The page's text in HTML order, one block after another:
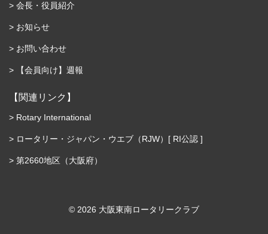
会長・役員紹介
お知らせ
お問い合わせ
【会員向け】週報
【関連リンク】
Rotary International
ロータリー・ジャパン・ウエブ（RJW）[ RI公認 ]
第2660地区（大阪府）
©︎ 2026 大阪東南ロータリークラブ